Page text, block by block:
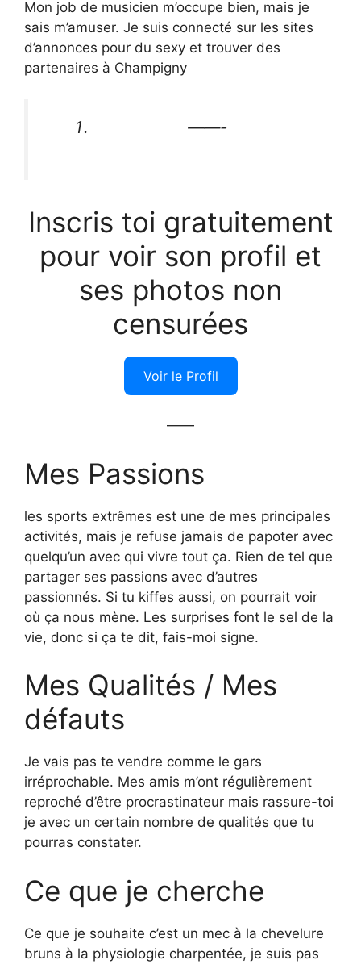
Mon job de musicien m’occupe bien, mais je
sais m’amuser. Je suis connecté sur les sites
d’annonces pour du sexy et trouver des
partenaires à Champigny
——-
Inscris toi gratuitement
pour voir son profil et
ses photos non
censurées
Voir le Profil
——
Mes Passions
les sports extrêmes est une de mes principales
activités, mais je refuse jamais de papoter avec
quelqu’un avec qui vivre tout ça. Rien de tel que
partager ses passions avec d’autres
passionnés. Si tu kiffes aussi, on pourrait voir
où ça nous mène. Les surprises font le sel de la
vie, donc si ça te dit, fais-moi signe.
Mes Qualités / Mes
défauts
Je vais pas te vendre comme le gars
irréprochable. Mes amis m’ont régulièrement
reproché d’être procrastinateur mais rassure-toi
je avec un certain nombre de qualités que tu
pourras constater.
Ce que je cherche
Ce que je souhaite c’est un mec à la chevelure
bruns à la physiologie charpentée, je suis pas